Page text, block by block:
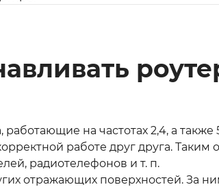
на частотах 2,4, а также
работе друг друга. Таким
радиотелефонов и т. п.
отражающих поверхностей. За